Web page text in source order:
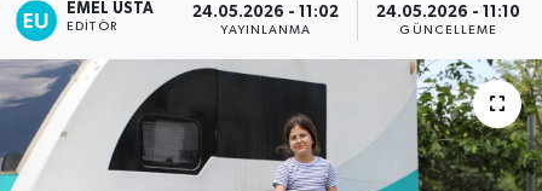
EMEL USTA
EDITÖR
24.05.2026 - 11:02
YAYINLANMA
24.05.2026 - 11:10
GÜNCELLEME